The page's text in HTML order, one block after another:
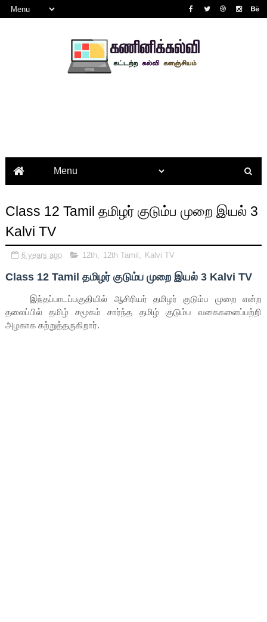
Class 12 Tamil தமிழர் குடும்ப முறை இயல் 3
Kalvi TV
6 years ago 12th, 12th Tamil Kalvi TV
Class 12 Tamil தமிழர் குடும்ப முறை இயல் 3 Kalvi TV
இந்தப்பாடப்பகுதியில் ஆசிரியர் தமிழர் குடும்ப முறை என்ற
தலைப்பில் தமிழ் சமூகம் சார்ந்த தமிழ் குடும்ப வகைகளைப்பற்றி
அழகாக கற்றுத்தருகிறார்.